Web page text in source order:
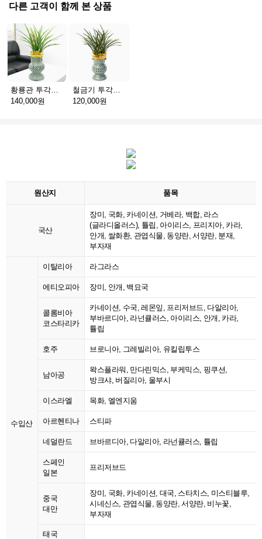
다른 고객이 함께 본 상품
황룡관 투각청자분
140,000원
철금기 투각청자
120,000원
원산지 품목
국산
장미, 국화, 카네이션, 거베라, 백합, 라스
(글라디올러스), 튤립, 아이리스, 프리지아, 카라,
안개, 쌀화환, 관엽식물, 동양란, 서양란, 분재,
부자재
수입산
이탈리아 라그라스
에티오피아 장미, 안개, 백묘국
콜롬비아
코스타리카
카네이션, 수국, 레몬잎, 프리저브드, 다알리아,
부바르디아, 라넌큘러스, 아이리스, 안개, 카라,
튤립
호주 브로니아, 그레빌리아, 유킬립투스
남아공
왁스플라워, 만다린믹스, 부케믹스, 핑쿠션,
방크샤, 버질리아, 울부시
이스라엘 목화, 엘엔지움
아르헨티나 스티파
네덜란드 브바르디아, 다알리아, 라넌큘러스, 튤립
스페인
일본
프리저브드
중국
대만
장미, 국화, 카네이션, 대국, 스타치스, 미스티블루,
시네신스, 관엽식물, 동양란, 서양란, 비누꽃,
부자재
태국